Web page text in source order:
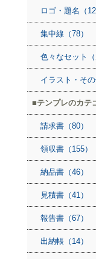
ロゴ・題名（
集中線（78）
色々なセット（
イラスト・その
テンプレのカテ
請求書（80）
領収書（155）
納品書（46）
見積書（41）
報告書（67）
出納帳（14）